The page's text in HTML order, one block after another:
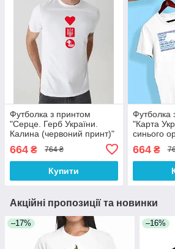
Футболка з принтом
"Серце. Герб України.
Калина (червоний принт)"
664 ₴ 764 ₴
Купити
Футболка
"Карта
синього
664₴
Акційні пропозиції та новинки
–17% –16%